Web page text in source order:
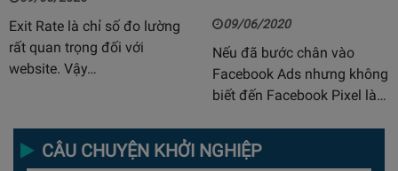
Exit Rate là chỉ số đo lường
rất quan trọng đối với
website. Vậy…
09/06/2020
Nếu đã bước chân vào
Facebook Ads nhưng không
biết đến Facebook Pixel là…
CÂU CHUYỆN KHỞI NGHIỆP